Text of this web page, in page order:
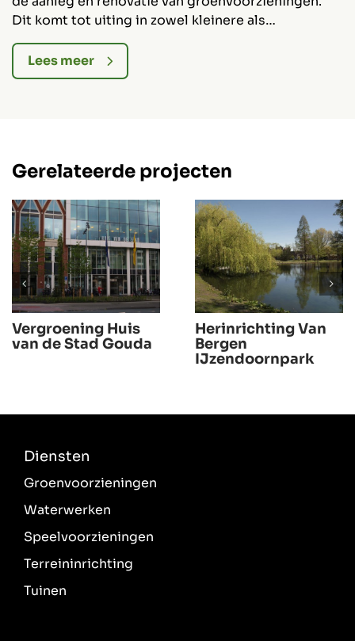
Dit komt tot uiting in zowel kleinere als
meerjarige grote projecten.
Lees meer
Gerelateerde projecten
Vergroening Huis
van de Stad Gouda
Herinrichting Van
Bergen
IJzendoornpark
Diensten
Groenvoorzieningen
Waterwerken
Speelvoorzieningen
Terreininrichting
Tuinen